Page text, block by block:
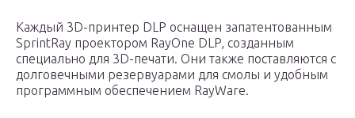
Каждый 3D-принтер DLP оснащен запатентованным
SprintRay проектором RayOne DLP, созданным
специально для 3D-печати. Они также поставляются с
долговечными резервуарами для смолы и удобным
программным обеспечением RayWare.